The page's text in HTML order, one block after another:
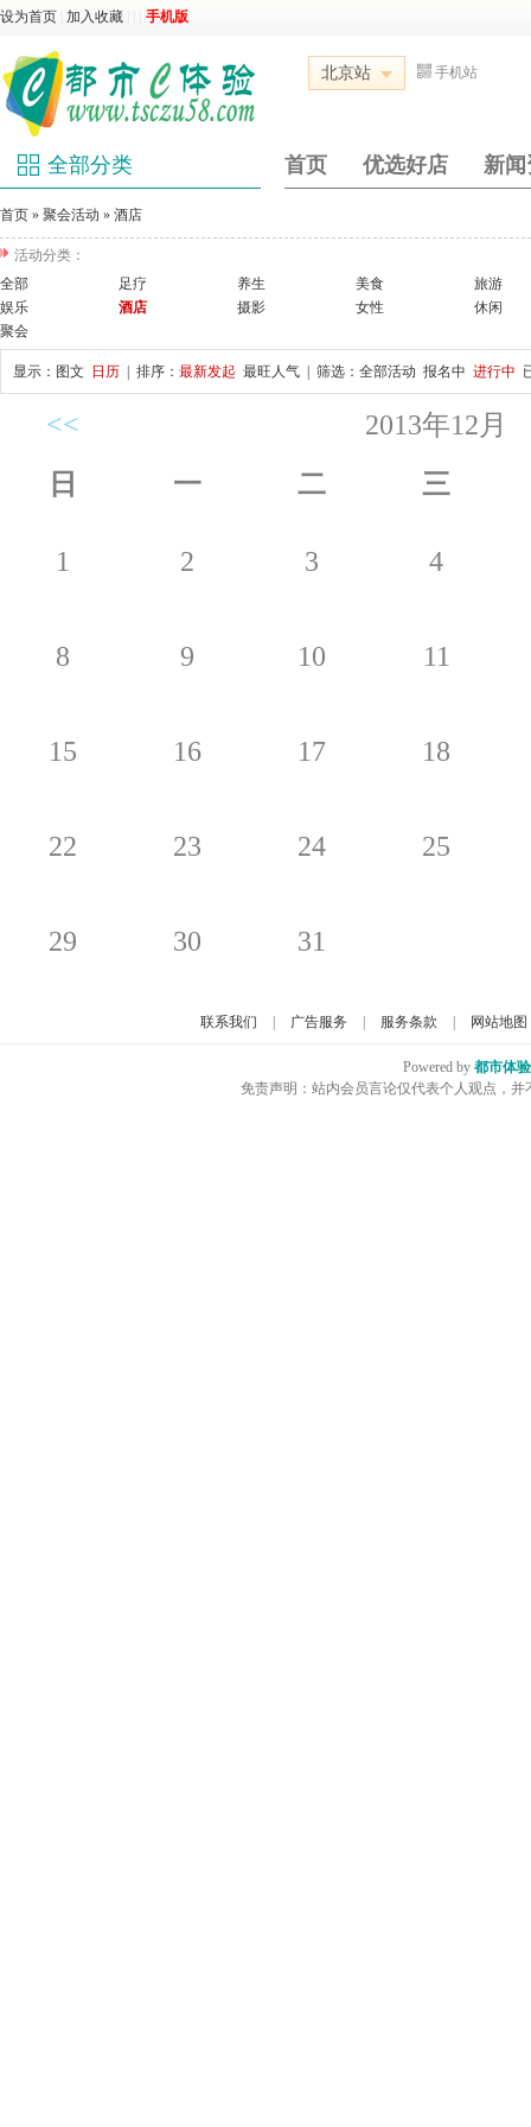
设为首页 加入收藏 手机版
北京站 手机站
全部分类 首页 优选好店 新闻
首页 » 聚会活动 » 酒店
活动分类：
全部
足疗 养生 美食
旅游
娱乐
酒店 摄影 女性
休闲
聚会
显示： 图文 日历 | 排序： 最新发起 最旺人气 | 筛选： 全部活动 报名中 进行中
<<
2013年12月
日
一 二 三
1 2 3 4
8 9 10 11
15 16 17 18
22 23 24 25
29 30 31
联系我们 广告服务 服务条款 网站地图
Powered by 都市体
免责声明：站内会员言论仅代表个人观点，